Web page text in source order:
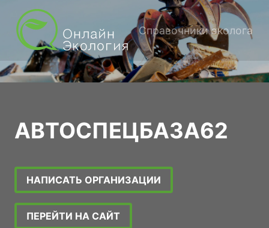
Справочники эколога
АВТОСПЕЦБАЗА62
НАПИСАТЬ ОРГАНИЗАЦИИ
ПЕРЕЙТИ НА САЙТ